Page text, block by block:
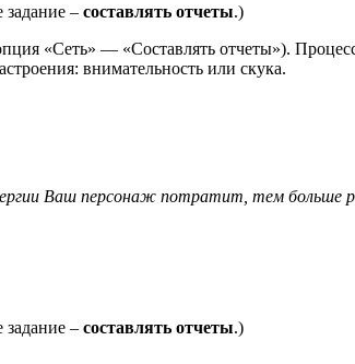
– составлять отчеты.)
«Сеть» — «Составлять отчеты»).
внимательность или скука.
Ваш персонаж потратит, тем больше
– составлять отчеты.)